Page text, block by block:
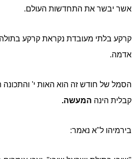
אשר יבשר את התחדשות העולם.
קרקע בלתי מעובדת נקראת קרקע
אדמה.
הסמל של חודש זה הוא האות י' והתכונה
קבלית הינה המעשה.
בירמיהו ל"א נאמר: